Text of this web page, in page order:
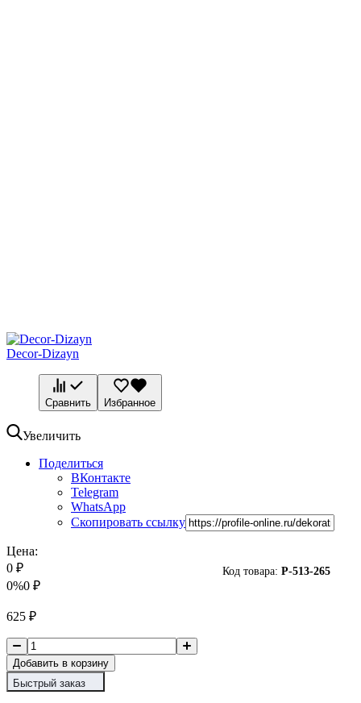
Decor-Dizayn
Сравнить Избранное
Увеличить
Поделиться
ВКонтакте
Telegram
WhatsApp
Скопировать ссылку
Код товара: P-513-265
Цена:
0 ₽
0%0 ₽
625 ₽
Добавить в корзину
Быстрый заказ